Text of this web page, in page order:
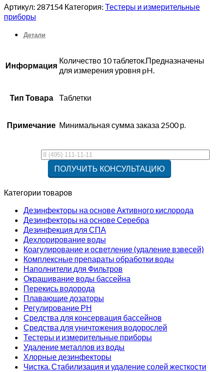
Артикул: 287154 Категория: Тестеры и измерительные
приборы
Детали
Информация
Количество 10 таблеток.Предназначены
для измерения уровня pH.
Тип Товара Таблетки
Примечание Минимальная сумма заказа 2500 р.
Категории товаров
Дезинфекторы на основе Активного кислорода
Дезинфекторы на основе Серебра
Дезинфекция для СПА
Дехлорирование воды
Коагулирование и осветление (удаление взвесей)
Комплексные препараты обработки воды
Наполнители для Фильтров
Окрашивание воды бассейна
Перекись водорода
Плавающие дозаторы
Регулирование РН
Средства для консервация бассейнов
Средства для уничтожения водорослей
Тестеры и измерительные приборы
Удаление металлов из воды
Хлорные дезинфекторы
Чистка. Стабилизация и удаление солей жесткости